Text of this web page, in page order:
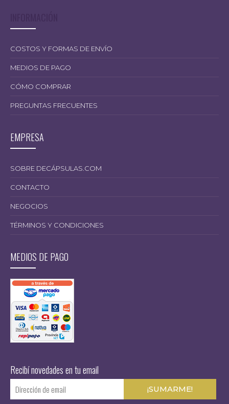
COSTOS Y FORMAS DE ENVÍO
MEDIOS DE PAGO
CÓMO COMPRAR
PREGUNTAS FRECUENTES
EMPRESA
SOBRE DECÁPSULAS.COM
CONTACTO
NEGOCIOS
TÉRMINOS Y CONDICIONES
MEDIOS DE PAGO
Recibí novedades en tu email